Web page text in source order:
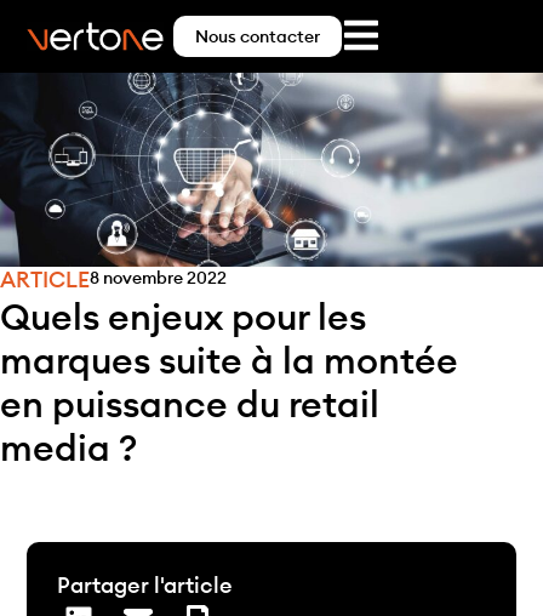
Nous contacter
ARTICLE8 novembre 2022
Quels enjeux pour les
marques suite à la montée
en puissance du retail
media ?
Partager l'article